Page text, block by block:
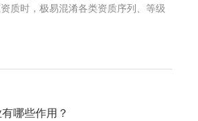
质时，极易混淆各类资质序列、等级
哪些作用？